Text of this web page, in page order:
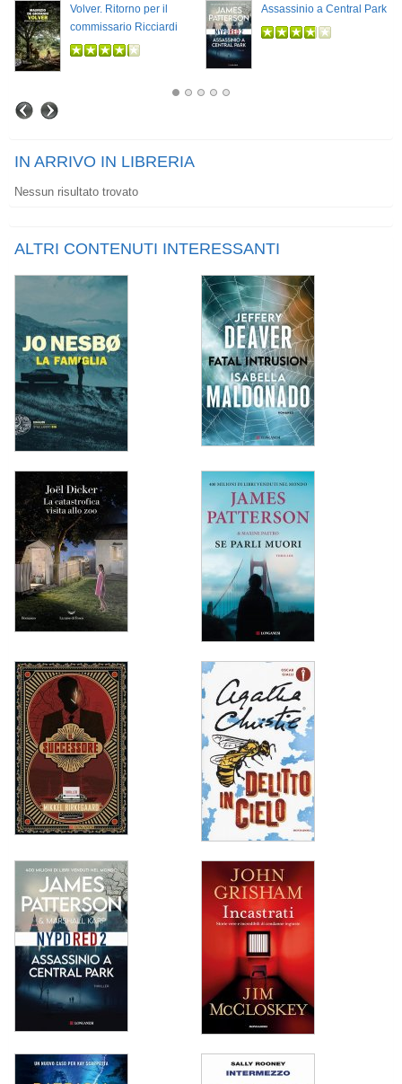
Volver. Ritorno per il
commissario Ricciardi
Assassinio a Central Park
IN ARRIVO IN LIBRERIA
Nessun risultato trovato
ALTRI CONTENUTI INTERESSANTI